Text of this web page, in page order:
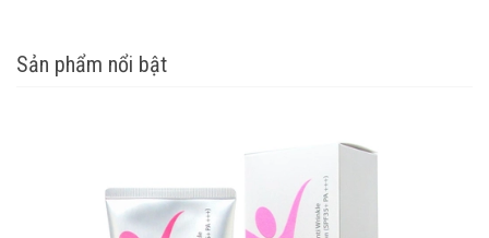
Sản phẩm nổi bật